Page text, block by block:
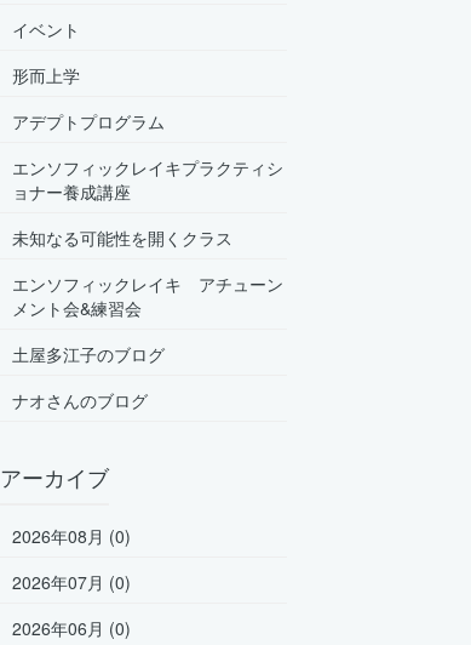
イベント
形而上学
アデプトプログラム
エンソフィックレイキプラクティシ
ョナー養成講座
未知なる可能性を開くクラス
エンソフィックレイキ アチューン
メント会&練習会
土屋多江子のブログ
ナオさんのブログ
アーカイブ
2026年08月 (0)
2026年07月 (0)
2026年06月 (0)